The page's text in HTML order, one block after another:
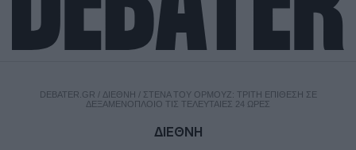
DEBATER.GR / ΔΙΕΘΝΗ / ΣΤΕΝΆ ΤΟΥ ΟΡΜΟΎΖ: ΤΡΊΤΗ ΕΠΊΘΕΣΗ ΣΕ
ΔΕΞΑΜΕΝΌΠΛΟΙΟ ΤΙΣ ΤΕΛΕΥΤΑΊΕΣ 24 ΏΡΕΣ
ΔΙΕΘΝΗ